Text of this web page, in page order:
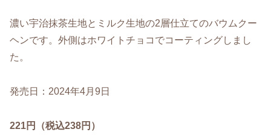
濃い宇治抹茶生地とミルク生地の2層仕立てのバウムクー
ヘンです。外側はホワイトチョコでコーティングしまし
た。
発売日：2024年4月9日
221円（税込238円）